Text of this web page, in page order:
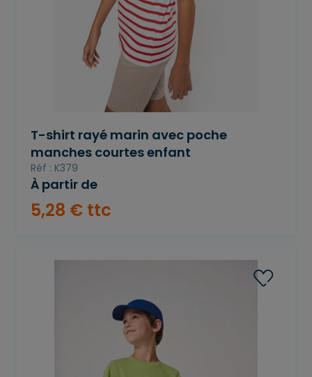
T-shirt rayé marin avec poche
manches courtes enfant
Réf : K379
À partir de
5,28 € ttc